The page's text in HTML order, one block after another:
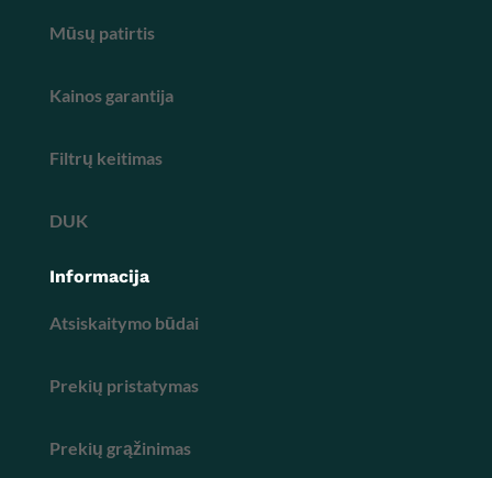
Mūsų patirtis
Kainos garantija
Filtrų keitimas
DUK
Informacija
Atsiskaitymo būdai
Prekių pristatymas
Prekių grąžinimas